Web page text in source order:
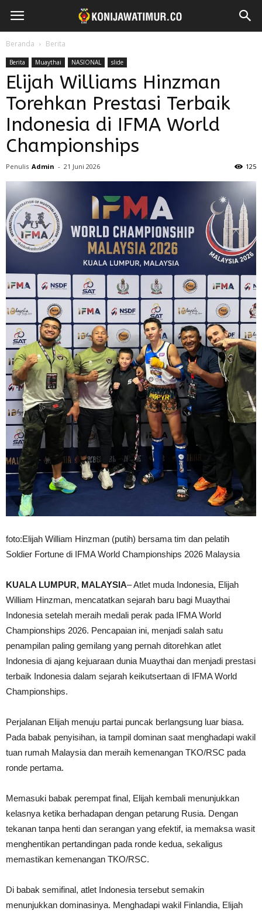
Beranda Berita
Berita Muaythai NASIONAL slide
Elijah Williams Hinzman
Torehkan Prestasi Terbaik
Indonesia di IFMA World
Championships
Penulis Admin - 21 Juni 2026 125
foto:Elijah William Hinzman (putih) bersama tim dan pelatih
Soldier Fortune di IFMA World Championships 2026 Malaysia
KUALA LUMPUR, MALAYSIA– Atlet muda Indonesia, Elijah
William Hinzman, mencatatkan sejarah baru bagi Muaythai
Indonesia setelah meraih medali perak pada IFMA World
Championships 2026. Pencapaian ini, menjadi salah satu
penampilan paling gemilang yang pernah ditorehkan atlet
Indonesia di ajang kejuaraan dunia Muaythai dan menjadi prestasi
terbaik Indonesia dalam sejarah keikutsertaan di IFMA World
Championships.
Perjalanan Elijah menuju partai puncak berlangsung luar biasa.
Pada babak penyisihan, ia tampil dominan saat menghadapi wakil
tuan rumah Malaysia dan meraih kemenangan TKO/RSC pada
ronde pertama.
Memasuki babak perempat final, Elijah kembali menunjukkan
kelasnya ketika berhadapan dengan petarung Rusia. Dengan
tekanan tanpa henti dan serangan yang efektif, ia memaksa wasit
menghentikan pertandingan pada ronde kedua, sekaligus
memastikan kemenangan TKO/RSC.
Di babak semifinal, atlet Indonesia tersebut semakin
menunjukkan dominasinya. Menghadapi wakil Finlandia, Elijah